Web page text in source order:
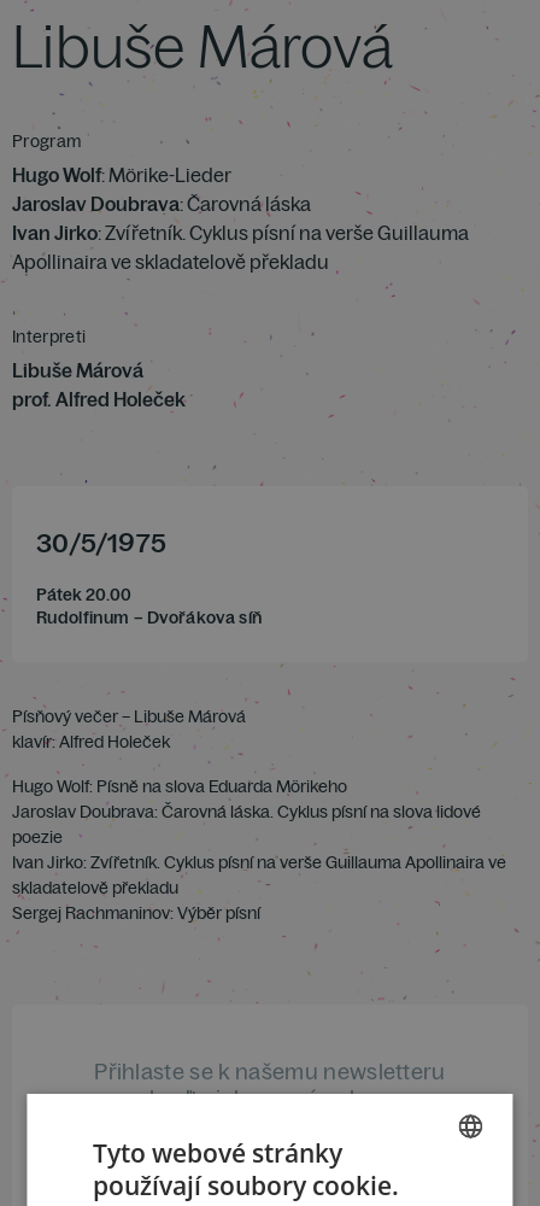
Libuše Márová
Program
Hugo Wolf: Mörike-Lieder
Jaroslav Doubrava: Čarovná láska
Ivan Jirko: Zvířetník. Cyklus písní na verše Guillauma
Apollinaira ve skladatelově překladu
Interpreti
Libuše Márová
prof. Alfred Holeček
30/5/1975
Pátek 20.00
Rudolfinum – Dvořákova síň
Písňový večer – Libuše Márová
klavír: Alfred Holeček
Hugo Wolf: Písně na slova Eduarda Mörikeho
Jaroslav Doubrava: Čarovná láska. Cyklus písní na slova lidové
poezie
Ivan Jirko: Zvířetník. Cyklus písní na verše Guillauma Apollinaira ve
skladatelově překladu
Sergej Rachmaninov: Výběr písní
Přihlaste se k našemu newsletteru
a buďte jako první v obraze
ODEBÍRAT NEWSLETTER
Tyto webové stránky
používají soubory cookie.